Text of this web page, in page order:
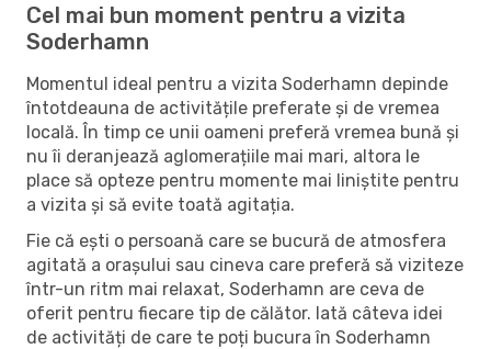
Cel mai bun moment pentru a vizita
Soderhamn
Momentul ideal pentru a vizita Soderhamn depinde
întotdeauna de activitățile preferate și de vremea
locală. În timp ce unii oameni preferă vremea bună și
nu îi deranjează aglomerațiile mai mari, altora le
place să opteze pentru momente mai liniștite pentru
a vizita și să evite toată agitația.
Fie că ești o persoană care se bucură de atmosfera
agitată a orașului sau cineva care preferă să viziteze
într-un ritm mai relaxat, Soderhamn are ceva de
oferit pentru fiecare tip de călător. Iată câteva idei
de activități de care te poți bucura în Soderhamn